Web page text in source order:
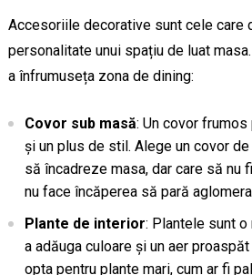
Accesoriile decorative sunt cele care
personalitate unui spațiu de luat
a înfrumuseța zona de dining:
Covor sub masă: Un covor
și un plus de stil. Alege un covor
să încadreze masa, dar care să nu
nu face încăperea să pară
Plante de interior: Plantele sunt
a adăuga culoare și un aer
opta pentru plante mari, cum ar fi